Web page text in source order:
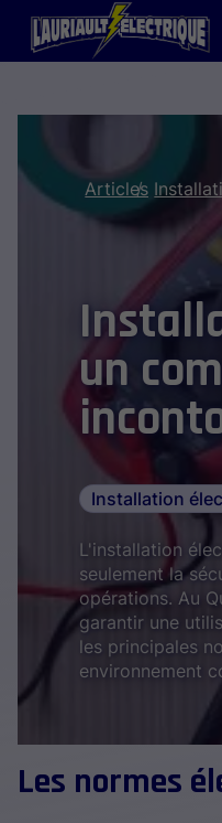
Articles
un
Installation
L'installation
seulement la
opérations. Au
garantir une
les principales
environnement
Les normes